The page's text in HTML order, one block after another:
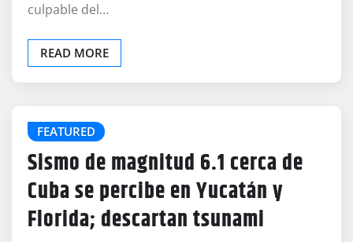
culpable del…
READ MORE
FEATURED
Sismo de magnitud 6.1 cerca de
Cuba se percibe en Yucatán y
Florida; descartan tsunami